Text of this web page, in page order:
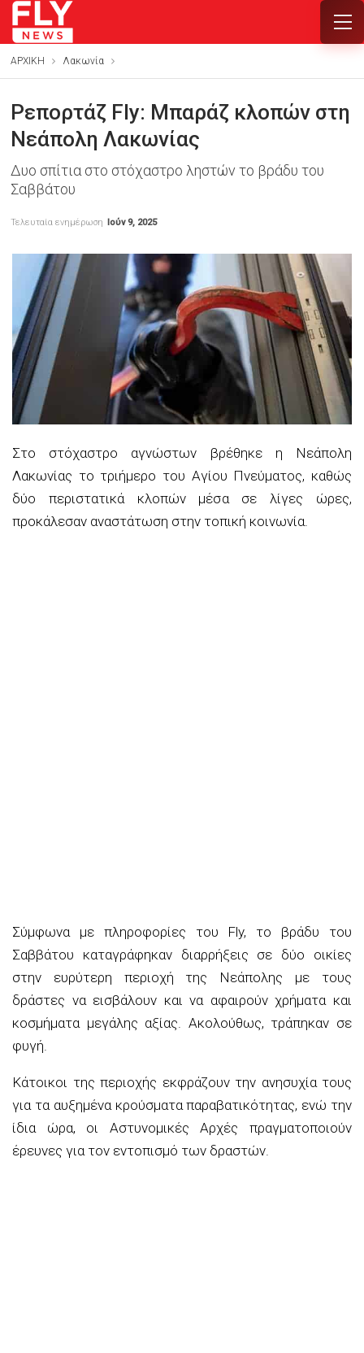
ΑΡΧΙΚΗ Λακωνία
Ρεπορτάζ Fly: Μπαράζ κλοπών στη
Νεάπολη Λακωνίας
Δυο σπίτια στο στόχαστρο ληστών το βράδυ του
Σαββάτου
Τελευταία ενημέρωση Ιούν 9, 2025
Στο στόχαστρο αγνώστων βρέθηκε η Νεάπολη
Λακωνίας το τριήμερο του Αγίου Πνεύματος, καθώς
δύο περιστατικά κλοπών μέσα σε λίγες ώρες,
προκάλεσαν αναστάτωση στην τοπική κοινωνία.
Σύμφωνα με πληροφορίες του Fly, το βράδυ του
Σαββάτου καταγράφηκαν διαρρήξεις σε δύο οικίες
στην ευρύτερη περιοχή της Νεάπολης με τους
δράστες να εισβάλουν και να αφαιρούν χρήματα και
κοσμήματα μεγάλης αξίας. Ακολούθως, τράπηκαν σε
φυγή.
Κάτοικοι της περιοχής εκφράζουν την ανησυχία τους
για τα αυξημένα κρούσματα παραβατικότητας, ενώ την
ίδια ώρα, οι Αστυνομικές Αρχές πραγματοποιούν
έρευνες για τον εντοπισμό των δραστών.